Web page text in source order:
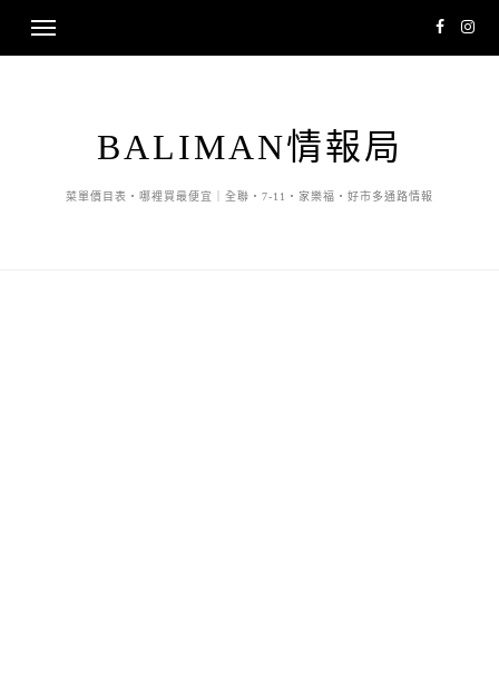
BALIMAN情報局
菜單價目表・哪裡買最便宜｜全聯・7-11・家樂福・好市多通路情報